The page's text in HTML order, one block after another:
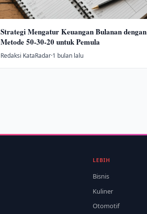
Strategi Mengatur Keuangan Bulanan dengan
Metode 50-30-20 untuk Pemula
Redaksi KataRadar·1 bulan lalu
LEBIH
Bisnis
Kuliner
Otomotif